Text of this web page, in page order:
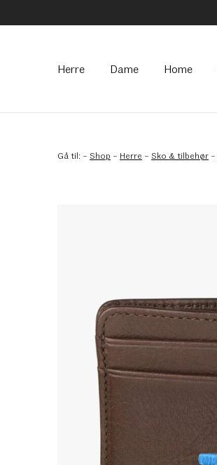
Hovedmeny
Herre Dame Home
Gå til: – Shop – Herre – Sko & tilbehør –